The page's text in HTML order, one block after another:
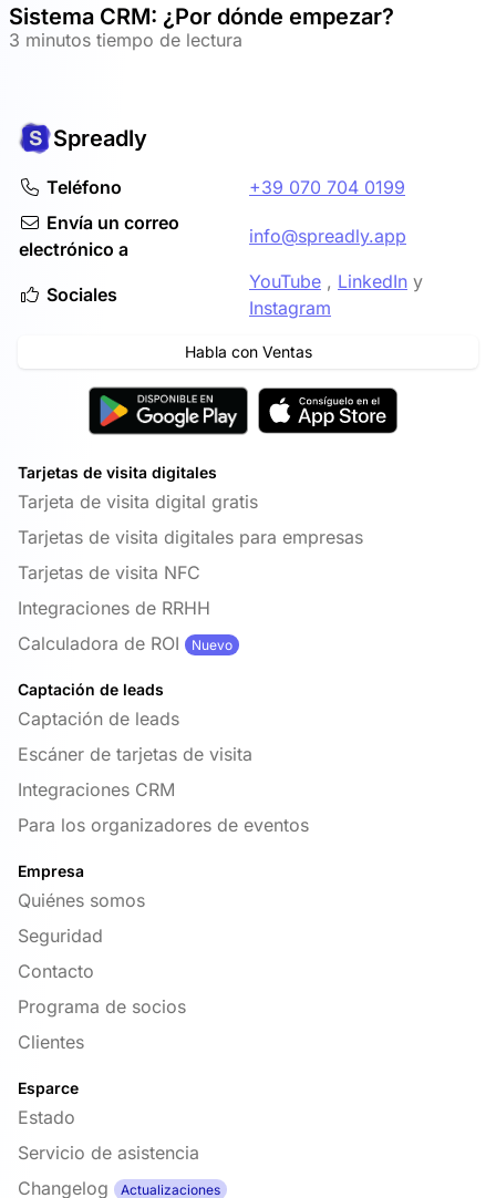
Sistema CRM: ¿Por dónde empezar?
3 minutos tiempo de lectura
Spreadly
Teléfono
+39 070 704 0199
Envía un correo
electrónico a
info@spreadly.app
Sociales
YouTube , LinkedIn y
Instagram
Habla con Ventas
Tarjetas de visita digitales
Tarjeta de visita digital gratis
Tarjetas de visita digitales para empresas
Tarjetas de visita NFC
Integraciones de RRHH
Calculadora de ROI
Nuevo
Captación de leads
Captación de leads
Escáner de tarjetas de visita
Integraciones CRM
Para los organizadores de eventos
Empresa
Quiénes somos
Seguridad
Contacto
Programa de socios
Clientes
Esparce
Estado
Servicio de asistencia
Changelog
Actualizaciones